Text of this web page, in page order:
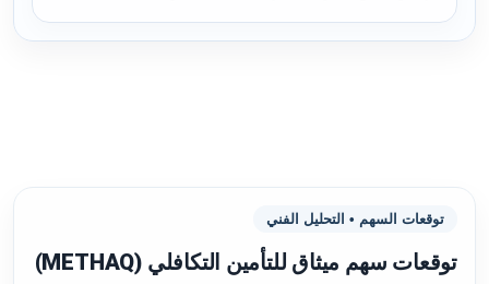
توقعات السهم • التحليل الفني
توقعات سهم ميثاق للتأمين التكافلي (METHAQ)